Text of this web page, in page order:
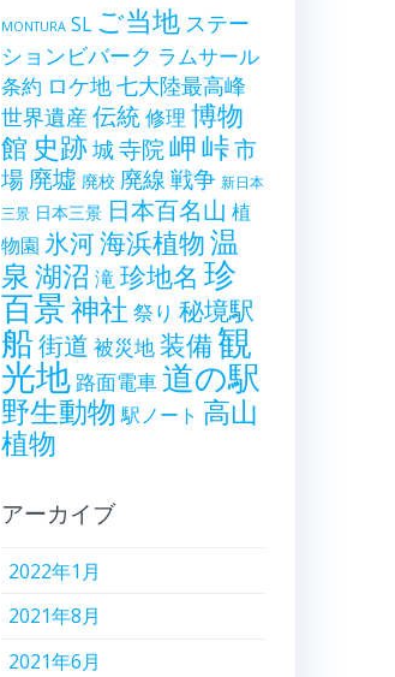
MONTURA SL ご当地 ステー
ションビバーク ラムサール
条約 ロケ地七大陸最高峰
世界遺産 伝統修理 博物
館 史跡城寺院岬峠市
場 廃墟 廃校 廃線戦争 新日本
三景 日本三景 日本百名山 植
物園 氷河海浜植物温
泉湖沼 滝珍地名 珍
百景神社 祭り 秘境駅
船街道 被災地装備観
光地 路面電車道の駅
野生動物 駅ノート 高山
植物
アーカイブ
2022年1月
2021年8月
2021年6月